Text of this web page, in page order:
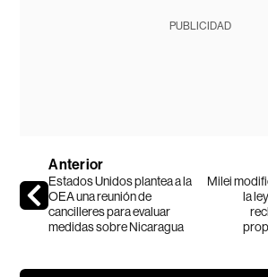
PUBLICIDAD
Anterior
Estados Unidos plantea a la
OEA una reunión de
cancilleres para evaluar
medidas sobre Nicaragua
Milei
la